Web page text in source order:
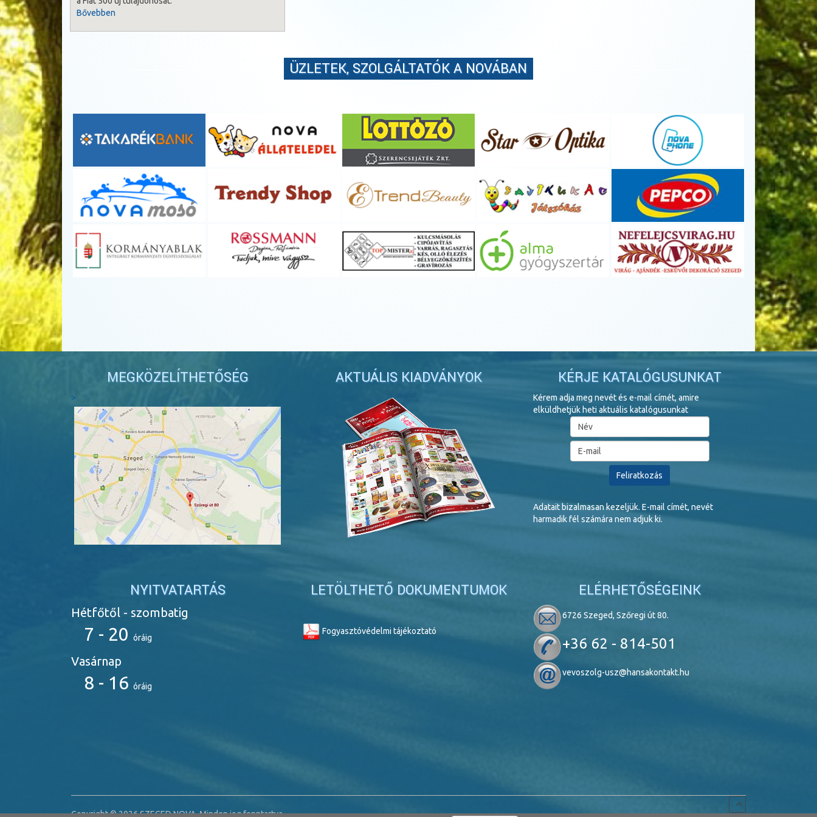
Bővebben
ÜZLETEK, SZOLGÁLTATÓK A NOVÁBAN
MEGKÖZELÍTHETŐSÉG
>
NYITVATARTÁS
Hétfőtől - szombatig
7 - 20 óráig
Vasárnap
8 - 16 óráig
AKTUÁLIS KIADVÁNYOK
LETÖLTHETŐ DOKUMENTUMOK
Fogyasztóvédelmi tájékoztató
KÉRJE KATALÓGUSUNKAT
Kérem adja meg nevét és e-mail címét, amire
elküldhetjük heti aktuális katalógusunkat
Adatait bizalmasan kezeljük. E-mail címét, nevét
harmadik fél számára nem adjuk ki.
ELÉRHETŐSÉGEINK
6726 Szeged, Szőregi út 80.
+36 62 - 814-501
vevoszolg-usz@hansakontakt.hu
Copyright © 2026 SZEGED NOVA. Minden jog fenntartva.